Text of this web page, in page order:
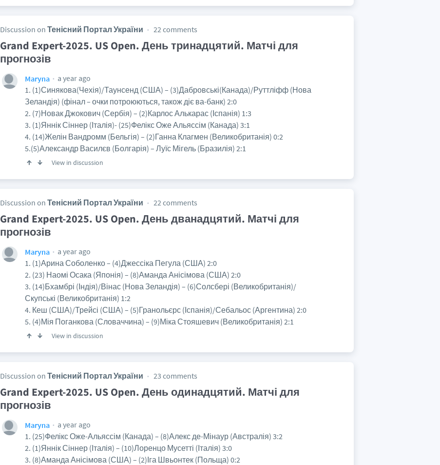
Discussion on Тенісний Портал України 22 comments
Grand Expert-2025. US Open. День тринадцятий. Матчі для
прогнозів
Maryna
a year ago
1. (1)Синякова(Чехія)/Таунсенд (США) – (3)Дабровські(Канада)/Руттліфф (Нова
Зеландія) (фінал – очки потроюються, також діє ва-банк) 2:0
2. (7)Новак Джокович (Сербія) – (2)Карлос Алькарас (Іспанія) 1:3
3. (1)Яннік Сіннер (Італія)- (25)Фелікс Оже Альяссім (Канада) 3:1
4. (14)Желін Вандромм (Бельгія) – (2)Ганна Клагмен (Великобританія) 0:2
5.(5)Александр Василєв (Болгарія) – Луїс Мігель (Бразилія) 2:1
View in discussion
Discussion on Тенісний Портал України 22 comments
Grand Expert-2025. US Open. День дванадцятий. Матчі для
прогнозів
Maryna
a year ago
1. (1)Арина Соболенко – (4)Джессіка Пегула (США) 2:0
2. (23) Наомі Осака (Японія) – (8)Аманда Анісімова (США) 2:0
3. (14)Бхамбрі (Індія)/Вінас (Нова Зеландія) – (6)Солсбері (Великобританія)/
Скупські (Великобританія) 1:2
4. Кеш (США)/Трейсі (США) – (5)Гранольєрс (Іспанія)/Себальос (Аргентина) 2:0
5. (4)Мія Поганкова (Словаччина) – (9)Міка Стояшевич (Великобританія) 2:1
View in discussion
Discussion on Тенісний Портал України 23 comments
Grand Expert-2025. US Open. День одинадцятий. Матчі для
прогнозів
Maryna
a year ago
1. (25)Фелікс Оже-Альяссім (Канада) – (8)Алекс де-Мінаур (Австралія) 3:2
2. (1)Яннік Сіннер (Італія) – (10)Лоренцо Мусетті (Італія) 3:0
3. (8)Аманда Анісімова (США) – (2)Іга Швьонтек (Польща) 0:2